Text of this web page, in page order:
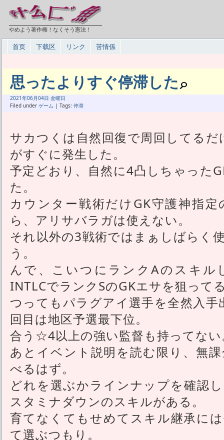
やめよう著作権！なくそう憲法！
首页 下载区 リンク 苦情係
思ったよりすぐ停滞した
2021年06月04日 金曜日
Filed under ゲーム | Tags: 停滞
サカつくは自然回復で周回してる
がすぐに発生した。
予定どおり、自然に4凸しちゃった
た。
カウンター戦術だけGK守護神指
ら、アリサバラガは使えない。
それ以外の3戦術ではまぁしばらく
う。
んで、こいつにランクAのスキル
INTLCでランクSのGKエサを狙って
つってもパラグアイ選手を全然入
回目は地区予選最下位。
合う☆4以上の強い監督も持ってな
あとイベント説明を読む限り、無
べるはず。
どれを選ぶかラインナップを確認
スタミナダウンのスキルがある。
育てなくてもせめてスキル継承に
て選ぶつもり。